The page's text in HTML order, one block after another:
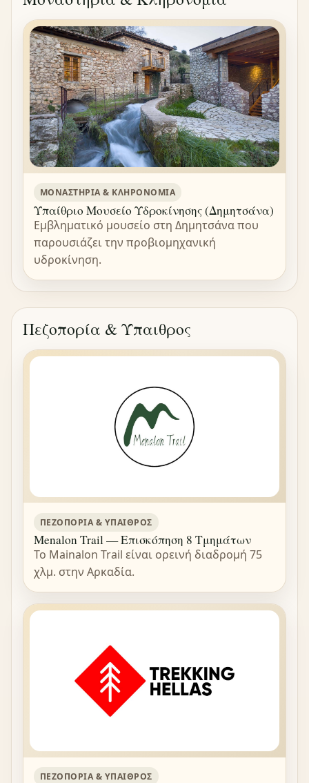
ΜΟΝΑΣΤΉΡΙΑ & ΚΛΗΡΟΝΟΜΙΆ
Υπαίθριο Μουσείο Υδροκίνησης (Δημητσάνα)
Εμβληματικό μουσείο στη Δημητσάνα που
παρουσιάζει την προβιομηχανική
υδροκίνηση.
Πεζοπορία & Ύπαιθρος
ΠΕΖΟΠΟΡΊΑ & ΎΠΑΙΘΡΟΣ
Menalon Trail — Επισκόπηση 8 Τμημάτων
Το Mainalon Trail είναι ορεινή διαδρομή 75
χλμ. στην Αρκαδία.
ΠΕΖΟΠΟΡΊΑ & ΎΠΑΙΘΡΟΣ